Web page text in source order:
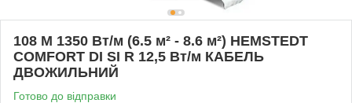
108 М 1350 Вт/м (6.5 м² - 8.6 м²) HEMSTEDT
COMFORT DI SI R 12,5 Вт/м КАБЕЛЬ
ДВОЖИЛЬНИЙ
Готово до відправки